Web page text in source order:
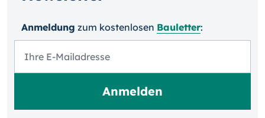
Anmeldung zum kosten­losen Bauletter: